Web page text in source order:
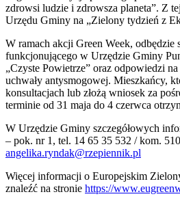
zdrowsi ludzie i zdrowsza planeta”. Z
Urzędu Gminy na „Zielony tydzień z
W ramach akcji Green Week, odbędzie
funkcjonującego w Urzędzie Gminy
„Czyste Powietrze” oraz odpowiedzi
uchwały antysmogowej. Mieszkańcy,
konsultacjach lub złożą wniosek za
terminie od 31 maja do 4 czerwca
W Urzędzie Gminy szczegółowych
– pok. nr 1, tel. 14 65 35 532 / kom.
angelika.ryndak@rzepiennik.pl
Więcej informacji o Europejskim
znaleźć na stronie https://